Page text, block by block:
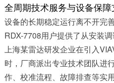
全周期技术服务与设备保
设备的长期稳定运行离不开完
RDX-7708用户提供了从安装
上海某雷达研发企业在引入
时，厂商派出专业技术团队进
作、校准流程、故障排查等实